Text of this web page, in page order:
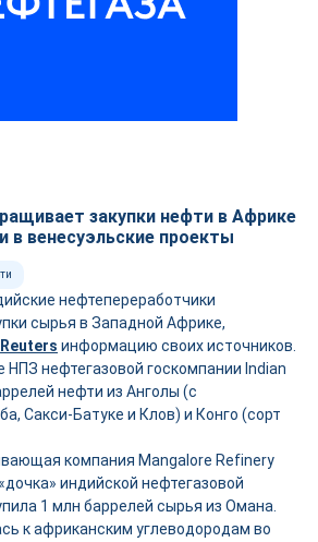
закупки нефти в Африке
в венесуэльские проекты
нефтепереработчики
сырья в Западной Африке,
Reuters информацию своих источников.
НПЗ нефтегазовой госкомпании Indian
нефти из Анголы (с
Сакси-Батуке и Клов) и Конго (сорт
компания Mangalore Refinery
индийской нефтегазовой
1 млн баррелей сырья из Омана.
к африканским углеводородам во